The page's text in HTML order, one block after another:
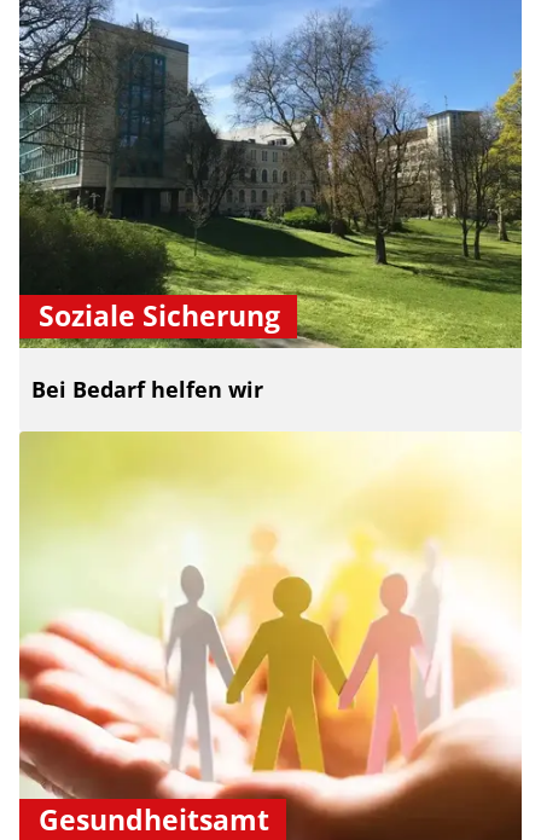
Soziale Sicherung
Bei Bedarf helfen wir
Gesundheitsamt